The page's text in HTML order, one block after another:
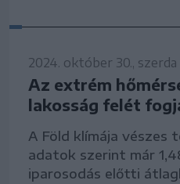
2024. október 30., szerda
Az extrém
lakosság felét
A Föld klímája vészes
adatok szerint már
iparosodás előtti